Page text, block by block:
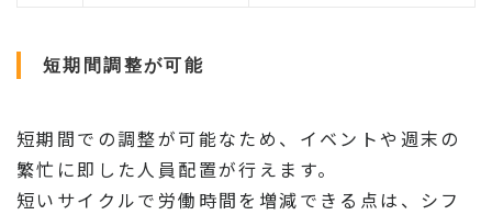
短期間調整が可能
短期間での調整が可能なため、イベントや週末の
繁忙に即した人員配置が行えます。
短いサイクルで労働時間を増減できる点は、シフ